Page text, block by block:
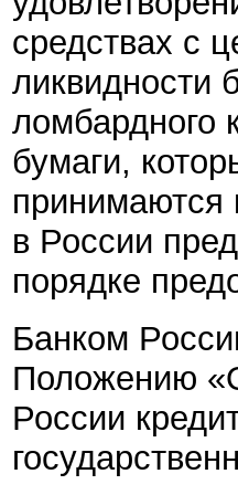
средствах с
ликвидности
ломбардного
бумаги,
в России
порядке
Банком
Положению
России